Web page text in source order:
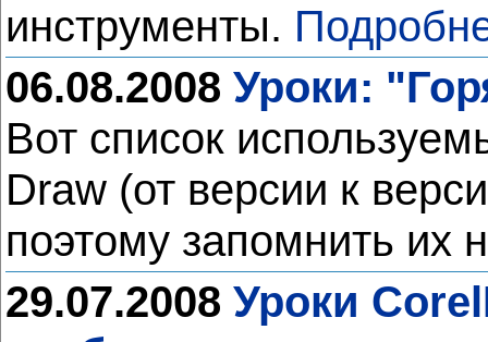
инструменты.
06.08.2008 Уроки:
Вот список
Draw (от версии к
поэтому запомнить их
29.07.2008 Уроки